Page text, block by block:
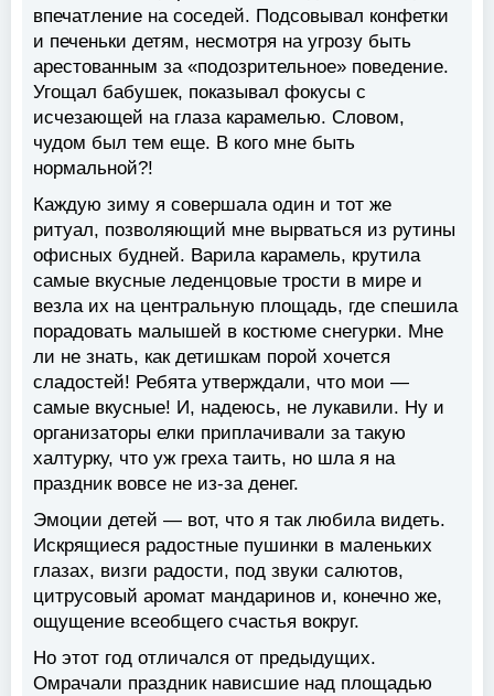
впечатление на соседей. Подсовывал конфетки
и печеньки детям, несмотря на угрозу быть
арестованным за «подозрительное» поведение.
Угощал бабушек, показывал фокусы с
исчезающей на глаза карамелью. Словом,
чудом был тем еще. В кого мне быть
нормальной?!
Каждую зиму я совершала один и тот же
ритуал, позволяющий мне вырваться из рутины
офисных будней. Варила карамель, крутила
самые вкусные леденцовые трости в мире и
везла их на центральную площадь, где спешила
порадовать малышей в костюме снегурки. Мне
ли не знать, как детишкам порой хочется
сладостей! Ребята утверждали, что мои —
самые вкусные! И, надеюсь, не лукавили. Ну и
организаторы елки приплачивали за такую
халтурку, что уж греха таить, но шла я на
праздник вовсе не из-за денег.
Эмоции детей — вот, что я так любила видеть.
Искрящиеся радостные пушинки в маленьких
глазах, визги радости, под звуки салютов,
цитрусовый аромат мандаринов и, конечно же,
ощущение всеобщего счастья вокруг.
Но этот год отличался от предыдущих.
Омрачали праздник нависшие над площадью